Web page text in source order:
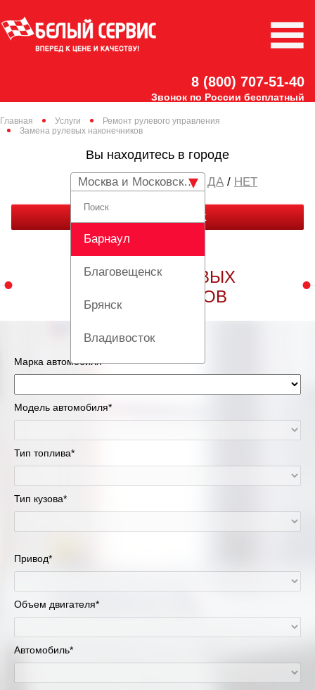
8 (800) 707-51-40
Звонок по России бесплатный
Главная Услуги
Ремонт рулевого управления
Замена рулевых наконечников
Вы находитесь в городе
Москва и Московская область
Барнаул
Благовещенск
Брянск
Владивосток
Вологда
Екатеринбург
Казань
Киров
Красноярск
Липецк
Муравленко
/ НЕТ
ЗАКАЗАТЬ ЗВОНОК
ЗАМЕНА РУЛЕВЫХ
НАКОНЕЧНИКОВ
Марка автомобиля*
Модель автомобиля*
Тип топлива*
Тип кузова*
Привод*
Объем двигателя*
Автомобиль*